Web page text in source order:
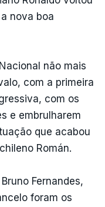
nova boa
não mais
com a primeira
com os
e embrulharem
que acabou
Román.
Fernandes,
foram os